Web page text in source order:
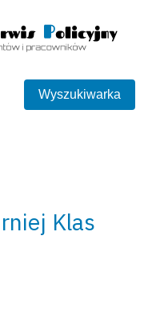
Wyszukiwarka
Klas